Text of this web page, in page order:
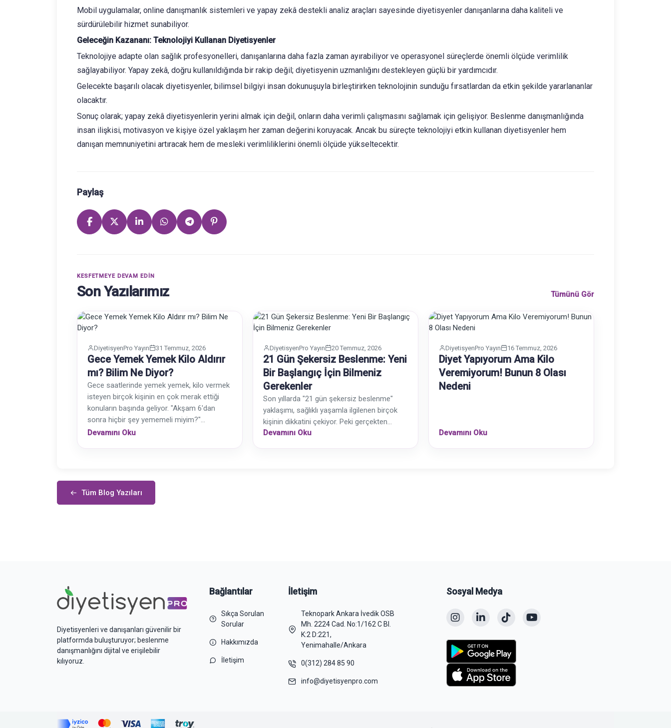
Mobil uygulamalar, online danışmanlık sistemleri ve yapay zekâ destekli analiz araçları sayesinde diyetisyenler danışanlarına daha kaliteli ve
sürdürülebilir hizmet sunabiliyor.
Geleceğin Kazananı: Teknolojiyi Kullanan Diyetisyenler
Teknolojiye adapte olan sağlık profesyonelleri, danışanlarına daha fazla zaman ayırabiliyor ve operasyonel süreçlerde önemli ölçüde verimlilik
sağlayabiliyor. Yapay zekâ, doğru kullanıldığında bir rakip değil; diyetisyenin uzmanlığını destekleyen güçlü bir yardımcıdır.
Gelecekte başarılı olacak diyetisyenler, bilimsel bilgiyi insan dokunuşuyla birleştirirken teknolojinin sunduğu fırsatlardan da etkin şekilde yararlananlar
olacaktır.
Sonuç olarak; yapay zekâ diyetisyenlerin yerini almak için değil, onların daha verimli çalışmasını sağlamak için gelişiyor. Beslenme danışmanlığında
insan ilişkisi, motivasyon ve kişiye özel yaklaşım her zaman değerini koruyacak. Ancak bu süreçte teknolojiyi etkin kullanan diyetisyenler hem
danışan memnuniyetini artıracak hem de mesleki verimliliklerini önemli ölçüde yükseltecektir.
Paylaş
KESFETMEYE DEVAM EDIN
Son Yazılarımız Tümünü Gör
DiyetisyenPro Yayın 31 Temmuz, 2026
Gece Yemek Yemek Kilo Aldırır
mı? Bilim Ne Diyor?
Gece saatlerinde yemek yemek, kilo vermek
isteyen birçok kişinin en çok merak ettiği
konuların başında geliyor. "Akşam 6'dan
sonra hiçbir şey yememeli miyim?"...
Devamını Oku
DiyetisyenPro Yayın 20 Temmuz, 2026
21 Gün Şekersiz Beslenme: Yeni
Bir Başlangıç İçin Bilmeniz
Gerekenler
Son yıllarda "21 gün şekersiz beslenme"
yaklaşımı, sağlıklı yaşamla ilgilenen birçok
kişinin dikkatini çekiyor. Peki gerçekten...
Devamını Oku
DiyetisyenPro Yayın 16 Temmuz, 2026
Diyet Yapıyorum Ama Kilo
Veremiyorum! Bunun 8 Olası
Nedeni
Devamını Oku
Tüm Blog Yazıları
Diyetisyenleri ve danışanları güvenilir bir
platformda buluşturuyor; beslenme
danışmanlığını dijital ve erişilebilir
kılıyoruz.
Bağlantılar
Sıkça Sorulan
Sorular
Hakkımızda
İletişim
İletişim
Teknopark Ankara İvedik OSB
Mh. 2224 Cad. No:1/162 C Bl.
K:2 D:221,
Yenimahalle/Ankara
0(312) 284 85 90
info@diyetisyenpro.com
Sosyal Medya